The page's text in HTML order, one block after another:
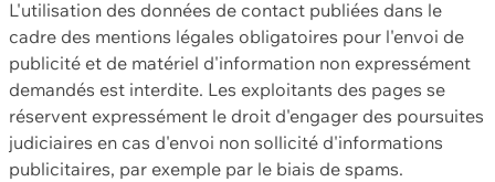
L'utilisation des données de contact publiées dans le
cadre des mentions légales obligatoires pour l'envoi de
publicité et de matériel d'information non expressément
demandés est interdite. Les exploitants des pages se
réservent expressément le droit d'engager des poursuites
judiciaires en cas d'envoi non sollicité d'informations
publicitaires, par exemple par le biais de spams.